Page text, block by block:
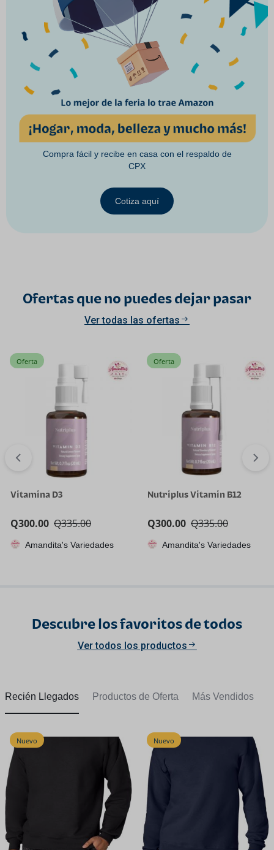
Compra fácil y recibe en casa con el respaldo de
CPX
Cotiza aquí
Ofertas que no puedes dejar pasar
Ver todas las ofertas
Oferta
Vitamina D3
Q335.00
Q300.00
Amandita's Variedades
Oferta
Nutriplus Vitamin B12
Q335.00
Q300.00
Amandita's Variedades
Descubre los favoritos de todos
Ver todos los productos
Recién Llegados Productos de Oferta Más Vendidos
Nuevo Nuevo